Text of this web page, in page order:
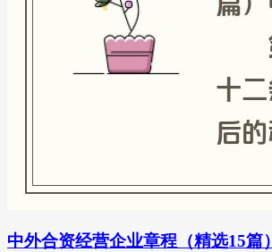
中外合资经营企业章程（精选15篇）